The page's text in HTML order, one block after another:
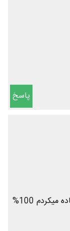
پاسخ
اگر این گوشی ها رو داشتم و تو خیابون استفاده میکردم 100%